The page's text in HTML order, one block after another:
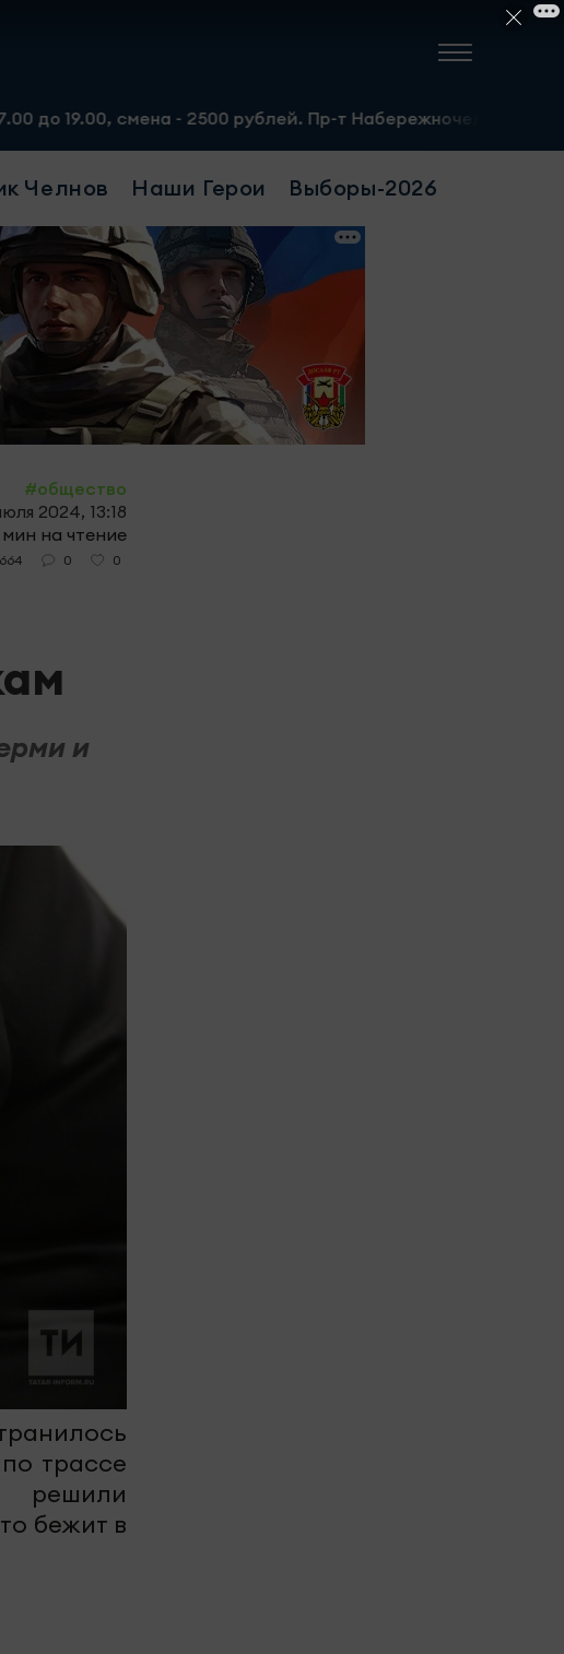
- 2500 рублей. Пр-т Набережночелнинский, 13а. Тел.: 8-
Челнов Наши Герои Выборы-2026
#общество
2024, 13:18
мин на чтение
0 0
и
трассе
решили
бежит в